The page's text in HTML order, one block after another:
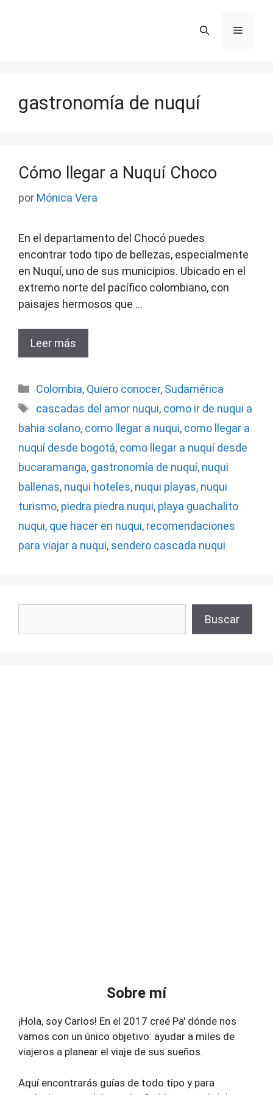
Menú
gastronomía de nuquí
Cómo llegar a Nuquí Choco
por Mónica Vera
En el departamento del Chocó puedes
encontrar todo tipo de bellezas, especialmente
en Nuquí, uno de sus municipios. Ubicado en el
extremo norte del pacífico colombiano, con
paisajes hermosos que …
Leer más
Categorías
Colombia, Quiero conocer, Sudamérica
Etiquetas
cascadas del amor nuqui, como ir de nuqui a
bahia solano, como llegar a nuqui, como llegar a
nuquí desde bogotá, como llegar a nuquí desde
bucaramanga, gastronomía de nuquí, nuqui
ballenas, nuqui hoteles, nuqui playas, nuqui
turismo, piedra piedra nuqui, playa guachalito
nuqui, que hacer en nuqui, recomendaciones
para viajar a nuqui, sendero cascada nuqui
Buscar
Sobre mí
¡Hola, soy Carlos! En el 2017 creé Pa' dónde nos
vamos con un único objetivo: ayudar a miles de
viajeros a planear el viaje de sus sueños.
Aquí encontrarás guías de todo tipo y para